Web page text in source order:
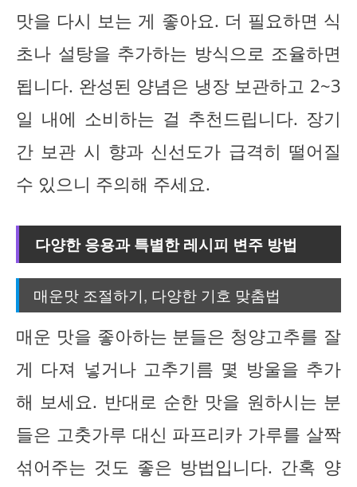
맛을 다시 보는 게 좋아요. 더 필요하면 식
초나 설탕을 추가하는 방식으로 조율하면
됩니다. 완성된 양념은 냉장 보관하고 2~3
일 내에 소비하는 걸 추천드립니다. 장기
간 보관 시 향과 신선도가 급격히 떨어질
수 있으니 주의해 주세요.
다양한 응용과 특별한 레시피 변주 방법
매운맛 조절하기, 다양한 기호 맞춤법
매운 맛을 좋아하는 분들은 청양고추를 잘
게 다져 넣거나 고추기름 몇 방울을 추가
해 보세요. 반대로 순한 맛을 원하시는 분
들은 고춧가루 대신 파프리카 가루를 살짝
섞어주는 것도 좋은 방법입니다. 간혹 양